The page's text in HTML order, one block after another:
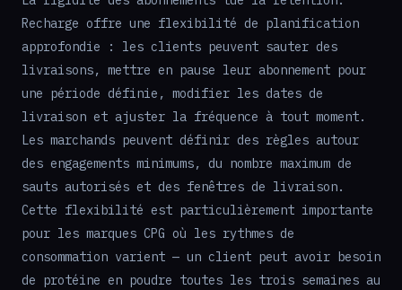
Recharge offre une flexibilité de planification
approfondie : les clients peuvent sauter des
livraisons, mettre en pause leur abonnement pour
une période définie, modifier les dates de
livraison et ajuster la fréquence à tout moment.
Les marchands peuvent définir des règles autour
des engagements minimums, du nombre maximum de
sauts autorisés et des fenêtres de livraison.
Cette flexibilité est particulièrement importante
pour les marques CPG où les rythmes de
consommation varient — un client peut avoir besoin
de protéine en poudre toutes les trois semaines au